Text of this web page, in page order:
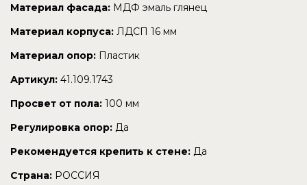
Материал фасада: МДФ эмаль глянец
Материал корпуса: ЛДСП 16 мм
Материал опор: Пластик
Артикул: 41.109.1743
Просвет от пола: 100 мм
Регулировка опор: Да
Рекомендуется крепить к стене: Да
Страна: РОССИЯ